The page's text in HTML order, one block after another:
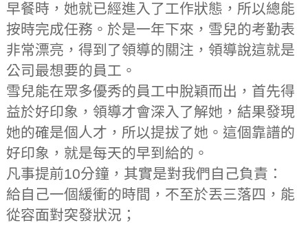
早餐時，她就已經進入了工作狀態，所以總能
按時完成任務。於是一年下來，雪兒的考勤表
非常漂亮，得到了領導的關注，領導說這就是
公司最想要的員工。
雪兒能在眾多優秀的員工中脫穎而出，首先得
益於好印象，領導才會深入了解她，結果發現
她的確是個人才，所以提拔了她。這個靠譜的
好印象，就是每天的早到給的。
凡事提前10分鐘，其實是對我們自己負責：
給自己一個緩衝的時間，不至於丟三落四，能
從容面對突發狀況；